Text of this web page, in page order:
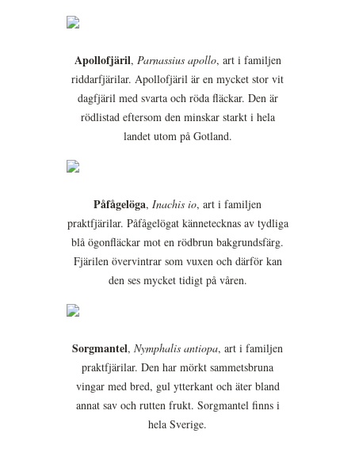
Apollofjäril, Parnassius apollo, art i familjen
riddarfjärilar. Apollofjäril är en mycket stor vit
dagfjäril med svarta och röda fläckar. Den är
rödlistad eftersom den minskar starkt i hela
landet utom på Gotland.
Påfågelöga, Inachis io, art i familjen
praktfjärilar. Påfågelögat kännetecknas av tydliga
blå ögonfläckar mot en rödbrun bakgrundsfärg.
Fjärilen övervintrar som vuxen och därför kan
den ses mycket tidigt på våren.
Sorgmantel, Nymphalis antiopa, art i familjen
praktfjärilar. Den har mörkt sammetsbruna
vingar med bred, gul ytterkant och äter bland
annat sav och rutten frukt. Sorgmantel finns i
hela Sverige.